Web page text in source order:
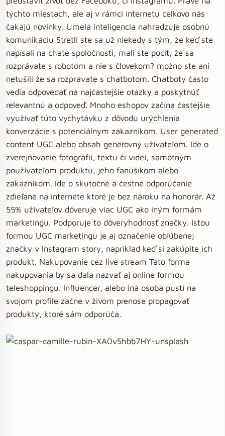
týchto miestach, ale aj v rámci internetu celkovo nás
čakajú novinky. Umelá inteligencia nahradzuje osobnú
komunikáciu Stretli ste sa už niekedy s tým, že keď ste
napísali na chate spoločnosti, mali ste pocit, že sa
rozprávate s robotom a nie s človekom? možno ste ani
netušili že sa rozprávate s chatbotom. Chatboty často
vedia odpovedať na najčastejšie otázky a poskytnúť
relevantnú a odpoveď. Mnoho eshopov začína častejšie
využívať túto vychytávku z dôvodu urýchlenia
konverzácie s potenciálnym zákazníkom. User generated
content UGC alebo obsah generovný užívateľom. Ide o
zverejňovanie fotografií, textu či videí, samotným
používateľom produktu, jeho fanúšikom alebo
zákazníkom. Ide o skutočné a čestné odporúčanie
zdieľané na internete ktoré je bez nároku na honorár. Až
55% užívateľov dôveruje viac UGC ako iným formám
marketingu. Podporuje to dôveryhodnosť značky. Istou
formou UGC marketingu je aj označenie obľúbenej
značky v Instagram story, napríklad keď si zakúpite ich
produkt. Nakupovanie cez live stream Táto forma
nakupovania by sa dala nazvať aj online formou
teleshoppingu. Influencer, alebo iná osoba pustí na
svojom profile začne v živom prenose propagovať
produkty, ktoré sám odporúča.